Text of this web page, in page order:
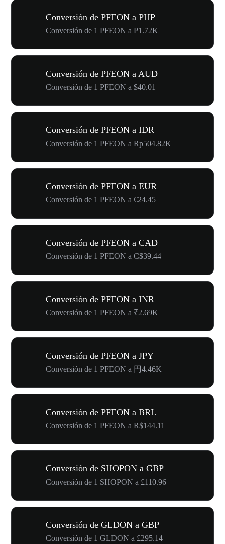
Conversión de PFEON a PHP
Conversión de 1 PFEON a ₱1.72K
Conversión de PFEON a AUD
Conversión de 1 PFEON a $40.01
Conversión de PFEON a IDR
Conversión de 1 PFEON a Rp504.82K
Conversión de PFEON a EUR
Conversión de 1 PFEON a €24.45
Conversión de PFEON a CAD
Conversión de 1 PFEON a C$39.44
Conversión de PFEON a INR
Conversión de 1 PFEON a ₹2.69K
Conversión de PFEON a JPY
Conversión de 1 PFEON a 円4.46K
Conversión de PFEON a BRL
Conversión de 1 PFEON a R$144.11
Conversión de SHOPON a GBP
Conversión de 1 SHOPON a £110.96
Conversión de GLDON a GBP
Conversión de 1 GLDON a £295.14